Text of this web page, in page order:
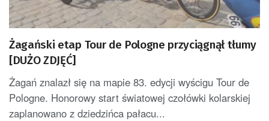
Żagański etap Tour de Pologne przyciągnął tłumy
[DUŻO ZDJĘĆ]
Żagań znalazł się na mapie 83. edycji wyścigu Tour de
Pologne. Honorowy start światowej czołówki kolarskiej
zaplanowano z dziedzińca pałacu...